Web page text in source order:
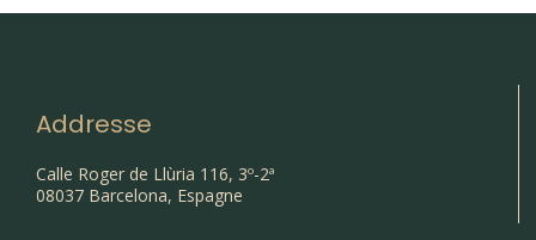
Addresse
Calle Roger de Llùria 116, 3º-2ª
08037 Barcelona, Espagne